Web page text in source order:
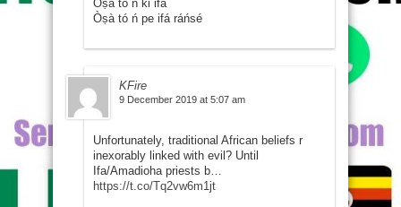
Òṣà tó ń ki ifá
Òṣà tó ń pe ifá ráńsé
KFire
9 December 2019 at 5:07 am
Unfortunately, traditional African beliefs r
inexorably linked with evil? Until
Ifa/Amadioha priests b…
https://t.co/Tq2vw6m1jt